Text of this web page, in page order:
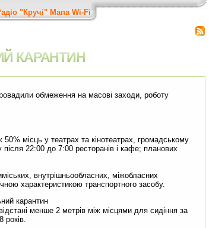
"Кручі" Мапа Wi-Fi
КАРАНТИН
обмеження на масові заходи, роботу
місць у театрах та кінотеатрах, громадському
після 22:00 до 7:00 ресторанів і кафе; планових
внутрішньообласних, міжобласних
характеристикою транспортного засобу.
менше 2 метрів між місцями для сидіння за
років.